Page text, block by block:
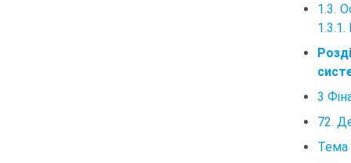
1.3.
3
72.
Тема